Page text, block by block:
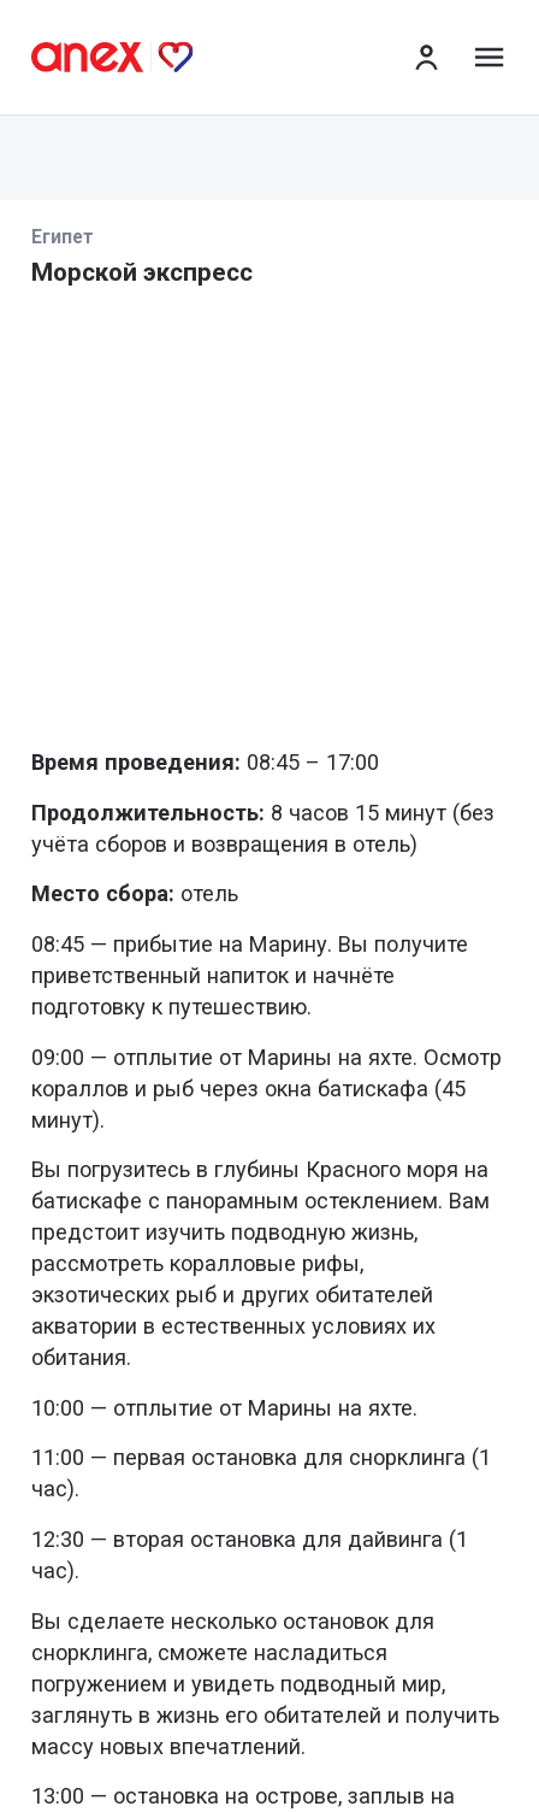
Египет
Морской экспресс
Время проведения: 08:45 – 17:00
Продолжительность: 8 часов 15 минут (без
учёта сборов и возвращения в отель)
Место сбора: отель
08:45 — прибытие на Марину. Вы получите
приветственный напиток и начнёте
подготовку к путешествию.
09:00 — отплытие от Марины на яхте. Осмотр
кораллов и рыб через окна батискафа (45
минут).
Вы погрузитесь в глубины Красного моря на
батискафе с панорамным остеклением. Вам
предстоит изучить подводную жизнь,
рассмотреть коралловые рифы,
экзотических рыб и других обитателей
акватории в естественных условиях их
обитания.
10:00 — отплытие от Марины на яхте.
11:00 — первая остановка для снорклинга (1
час).
12:30 — вторая остановка для дайвинга (1
час).
Вы сделаете несколько остановок для
снорклинга, сможете насладиться
погружением и увидеть подводный мир,
заглянуть в жизнь его обитателей и получить
массу новых впечатлений.
13:00 — остановка на острове, заплыв на